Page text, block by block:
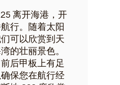
离开海港，开
行。随着太阳
可以欣赏到天
的壮丽景色。
后甲板上有足
保您在航行经